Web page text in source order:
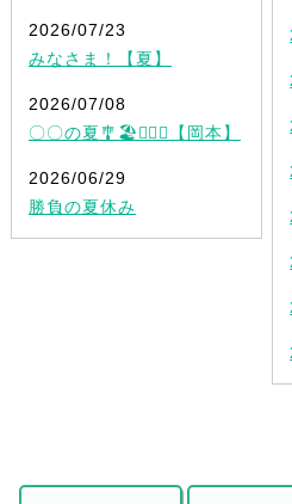
2026/07/23
みなさま！【夏】
2026/07/08
〇〇の夏🎐🏖✍🏻💡【岡本】
2026/06/29
勝負の夏休み